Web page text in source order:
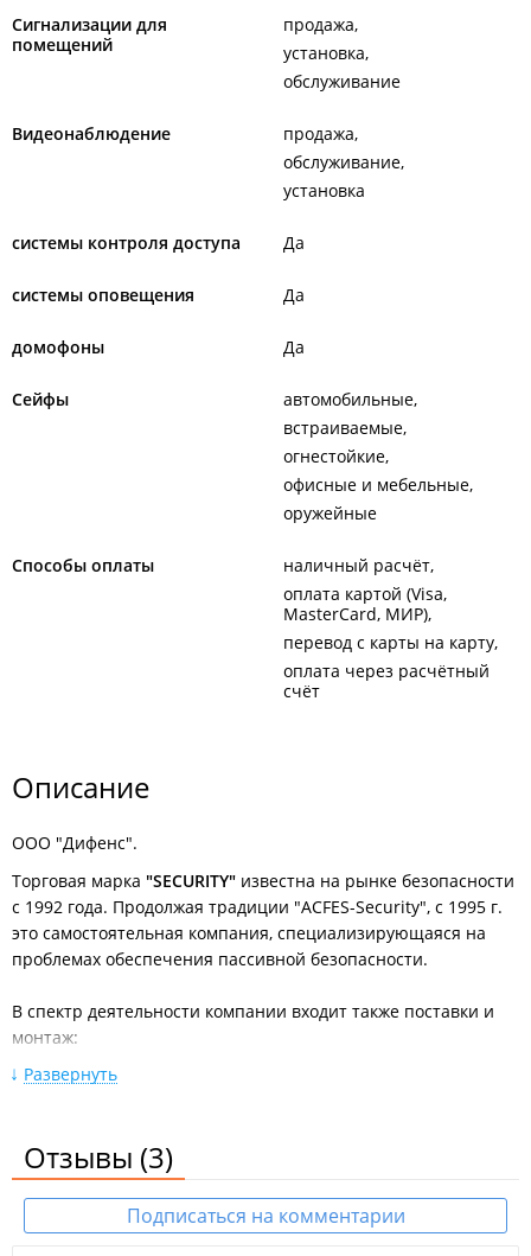
Сигнализации для
помещений
продажа
установка
обслуживание
Видеонаблюдение
продажа
обслуживание
установка
системы контроля доступа Да
системы оповещения Да
домофоны Да
Сейфы
автомобильные
встраиваемые
огнестойкие
офисные и мебельные
оружейные
Способы оплаты
наличный расчёт
оплата картой (Visa,
MasterCard, МИР)
перевод с карты на карту
оплата через расчётный
счёт
Описание
ООО "Дифенс".
Торговая марка "SECURITY" известна на рынке безопасности
с 1992 года. Продолжая традиции "ACFES-Security", с 1995 г.
это самостоятельная компания, специализирующаяся на
проблемах обеспечения пассивной безопасности.
В спектр деятельности компании входит также поставки и
монтаж:
Систем охранного видеонаблюдения;
Технических средств защиты информации;
Автоматизированных комплексов аудиоконтроля.
успешно сотрудничает с ведущими российскими
Развернуть
Отзывы (3)
Подписаться на комментарии